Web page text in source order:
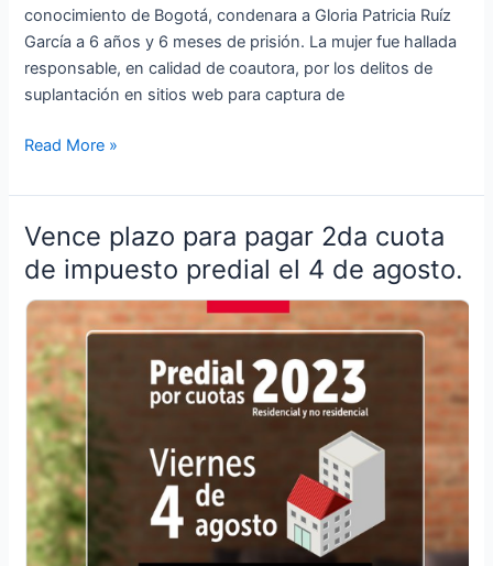
conocimiento de Bogotá, condenara a Gloria Patricia Ruíz
García a 6 años y 6 meses de prisión. La mujer fue hallada
responsable, en calidad de coautora, por los delitos de
suplantación en sitios web para captura de
Read More »
Vence plazo para pagar 2da cuota
de impuesto predial el 4 de agosto.
Vence
plazo
para
pagar
2da
cuota
de
impuesto
predial
4
de
agosto.